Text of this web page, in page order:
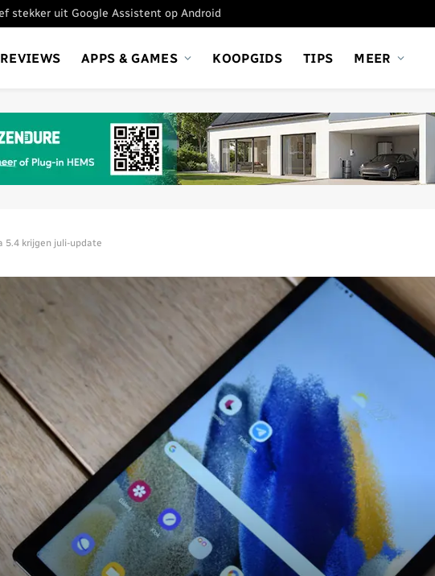
stekker uit Google Assistent op Android
REVIEWS APPS & GAMES KOOPGIDS TIPS MEER
5.4 krijgen juli-update